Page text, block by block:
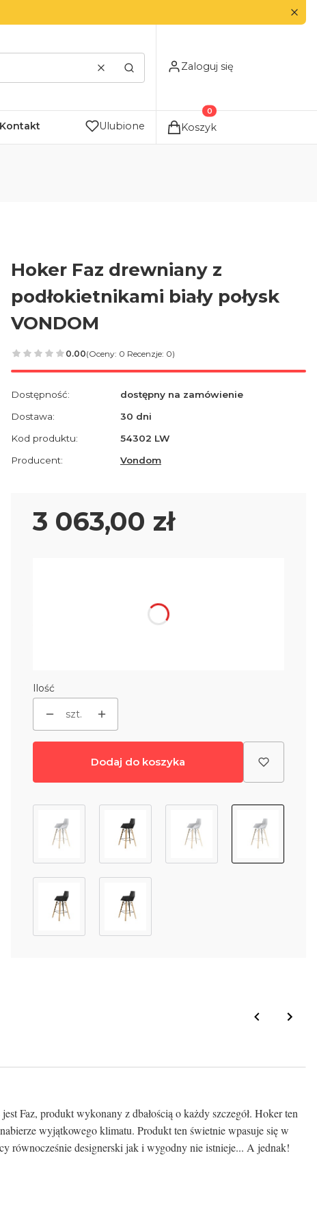
WyczyśćSzukaj
Zaloguj się
Kontakt Ulubione
Produkty w koszyku: 0.
Koszyk
Hoker Faz drewniany z
podłokietnikami biały połysk
VONDOM
0.00(Oceny: 0 Recenzje: 0)
Dostępność:
dostępny na zamówienie
Dostawa:
30 dni
Kod produktu:
54302 LW
Producent:
Vondom
Cena
3 063,00 zł
Ilość
szt.
Dodaj do koszyka
Faz, produkt wykonany z dbałością o każdy szczegół. Hoker ten
wyjątkowego klimatu. Produkt ten świetnie wpasuje się w
równocześnie designerski jak i wygodny nie istnieje... A jednak!